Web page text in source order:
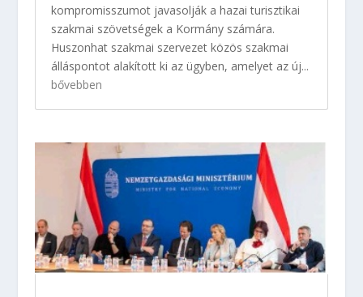
kompromisszumot javasolják a hazai turisztikai
szakmai szövetségek a Kormány számára.
Huszonhat szakmai szervezet közös szakmai
álláspontot alakított ki az ügyben, amelyet az új...
bővebben